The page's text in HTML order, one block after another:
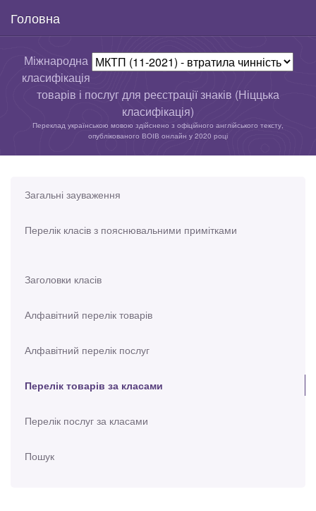
Головна
Міжнародна
класифікація
товарів і послуг для реєстрації знаків (Ніццька
класифікація)
Переклад українською мовою здійснено з офіційного англійського тексту,
опублікованого ВОІВ онлайн у 2020 році
Загальні зауваження
Перелік класів з пояснювальними примітками
Заголовки класів
Алфавітний перелік товарів
Алфавітний перелік послуг
Перелік товарів за класами
Перелік послуг за класами
Пошук